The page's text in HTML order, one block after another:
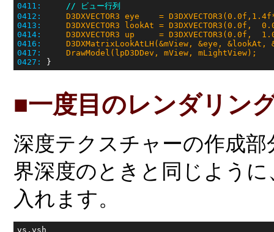
0411:
// ビュー行列
0412:
D3DXVECTOR3 eye    =
0413:
D3DXVECTOR3 lookAt =
0414:
D3DXVECTOR3 up     =
0416:
D3DXMatrixLookAtLH(&mView, &eye, &lookAt,
0417:
DrawModel(lpD3DDev, mView, mLightView);
0427:
■一度目のレンダリン
深度テクスチャーの作成
界深度のときと同じよう
入れます。